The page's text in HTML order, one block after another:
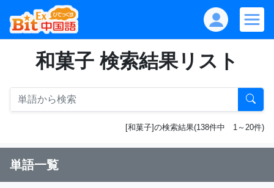
和菓子 検索結果リスト
[和菓子]の検索結果(138件中 1～20件)
単語一覧